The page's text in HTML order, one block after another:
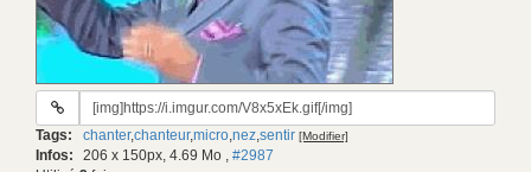
URL
gif:
Tags: chanter,chanteur,micro,nez,sentir [Modifier]
Infos: 206 x 150px, 4.69 Mo , #2987